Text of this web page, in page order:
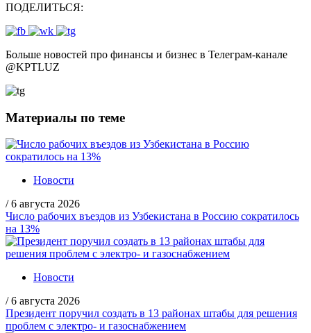
ПОДЕЛИТЬСЯ:
Больше новостей про финансы и бизнес в Телеграм-канале
@KPTLUZ
Материалы по теме
Новости
/ 6 августа 2026
Число рабочих въездов из Узбекистана в Россию сократилось
на 13%
Новости
/ 6 августа 2026
Президент поручил создать в 13 районах штабы для решения
проблем с электро- и газоснабжением